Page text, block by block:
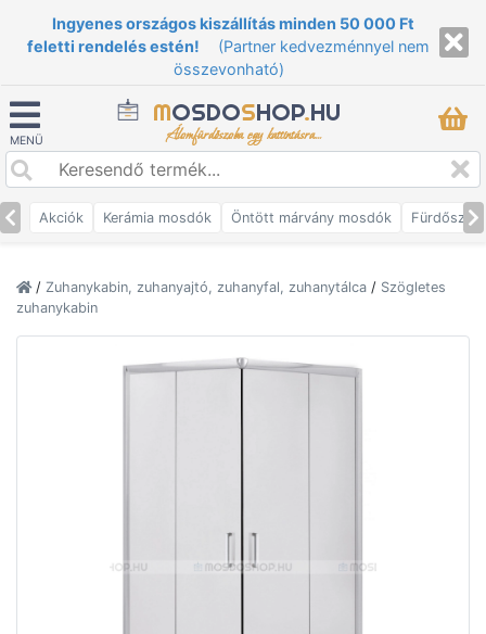
Ingyenes országos kiszállítás minden 50 000 Ft
feletti rendelés estén!
(Partner kedvezménnyel nem
összevonható)
MENÜ
MOSDOSHOP.HU
Álomfürdőszoba egy kattintásra...
Akciók Kerámia mosdók Öntött márvány mosdók
/ Zuhanykabin, zuhanyajtó, zuhanyfal, zuhanytálca / Szögletes
zuhanykabin